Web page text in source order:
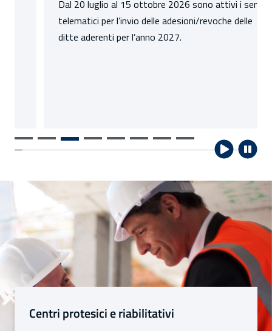
Dal 20 luglio al 15 ottobre 2026 sono attivi i servizi
telematici per l’invio delle adesioni/revoche delle
ditte aderenti per l’anno 2027.
Sezioni
Centri protesici e riabilitativi